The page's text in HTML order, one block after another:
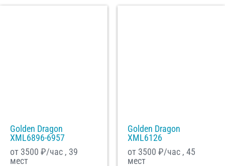
Golden Dragon
XML6896-6957
от 3500 ₽/час , 39
мест
Golden Dragon
XML6126
от 3500 ₽/час , 45
мест